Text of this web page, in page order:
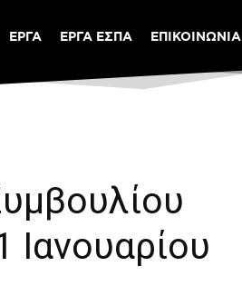
ΕΡΓΑ ΕΡΓΑ ΕΣΠΑ ΕΠΙΚΟΙΝΩΝΙΑ